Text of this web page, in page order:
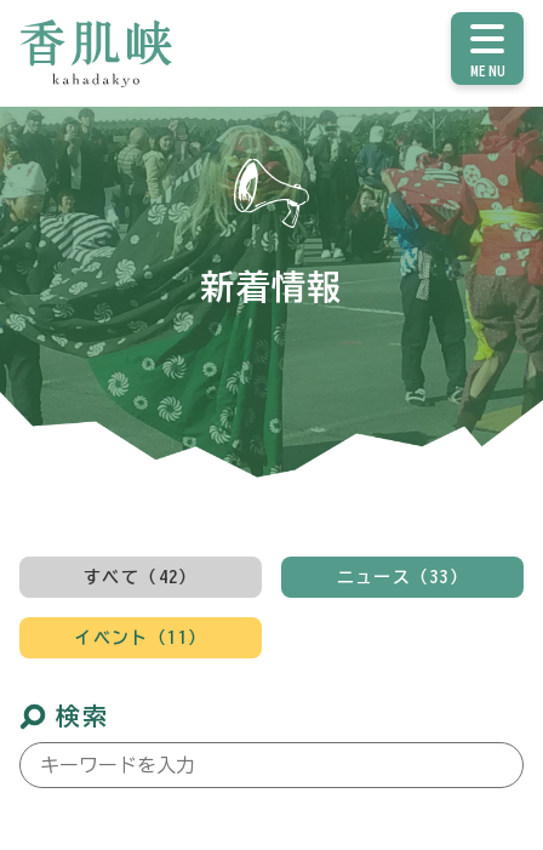
MENU
新着情報
すべて（42） ニュース（33）
イベント（11）
検索